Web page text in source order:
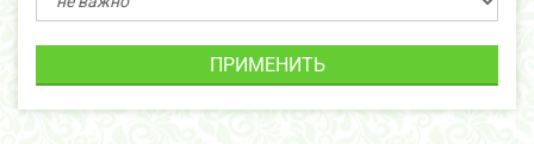
ПРИМЕНИТЬ